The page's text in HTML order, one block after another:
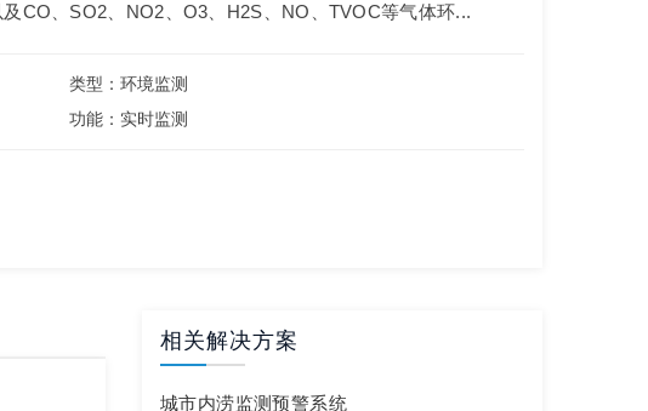
CO、SO2、NO2、O3、H2S、NO、TVOC等气体环...
类型：环境监测
功能：实时监测
相关解决方案
城市内涝监测预警系统